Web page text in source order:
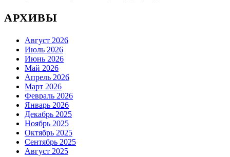
АРХИВЫ
Август 2026
Июль 2026
Июнь 2026
Май 2026
Апрель 2026
Март 2026
Февраль 2026
Январь 2026
Декабрь 2025
Ноябрь 2025
Октябрь 2025
Сентябрь 2025
Август 2025